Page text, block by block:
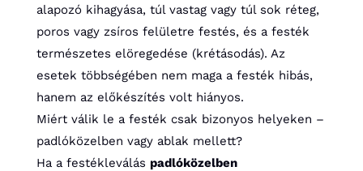
alapozó kihagyása, túl vastag vagy túl sok réteg,
poros vagy zsíros felületre festés, és a festék
természetes elöregedése (krétásodás). Az
esetek többségében nem maga a festék hibás,
hanem az előkészítés volt hiányos.
Miért válik le a festék csak bizonyos helyeken –
padlóközelben vagy ablak mellett?
Ha a festékleválás padlóközelben